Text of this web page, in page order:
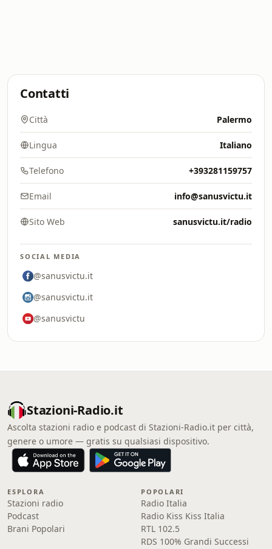
Contatti
Città Palermo
Lingua Italiano
Telefono +393281159757
Email info@sanusvictu.it
Sito Web sanusvictu.it/radio
SOCIAL MEDIA
@sanusvictu.it
@sanusvictu.it
@sanusvictu
Stazioni-Radio.it
Ascolta stazioni radio e podcast di Stazioni-Radio.it per città,
genere o umore — gratis su qualsiasi dispositivo.
ESPLORA
Stazioni radio
Podcast
Brani Popolari
POPOLARI
Radio Italia
Radio Kiss Kiss Italia
RTL 102.5
RDS 100% Grandi Successi